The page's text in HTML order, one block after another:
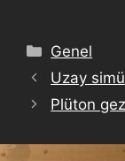
Genel
Uzay
Plüton